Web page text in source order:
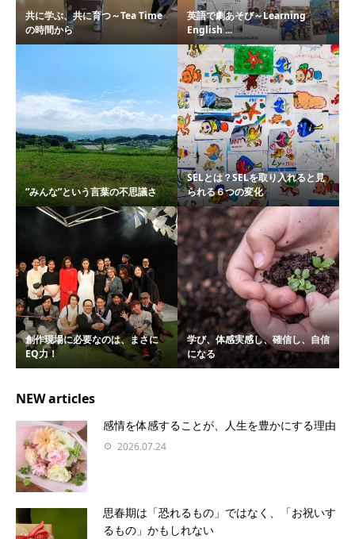
共に学ぶ、共に育つ～Tea Time
の時間から
英語で劇あそび～Learning
English ...
”みんな”という言葉の不思議さ
SELとは？SELを取り入れると見
られる６つの変化
創作現場に必要なのは、まさに
EQ力！
学び、体感実感し、確信し、自信
になる
NEW articles
感情を体感することが、人生を豊かにする理由
2026.07.24
思春期は「恐れるもの」ではなく、「お祝いす
るもの」かもしれない